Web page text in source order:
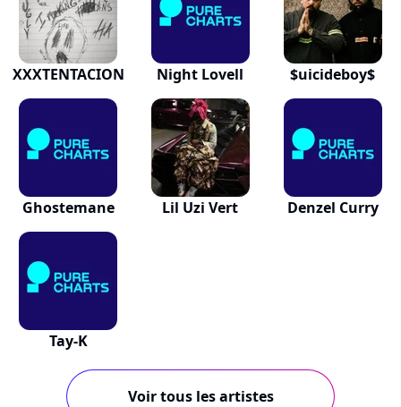
XXXTENTACION Night Lovell $uicideboy$
Ghostemane Lil Uzi Vert Denzel Curry
Tay-K
Voir tous les artistes